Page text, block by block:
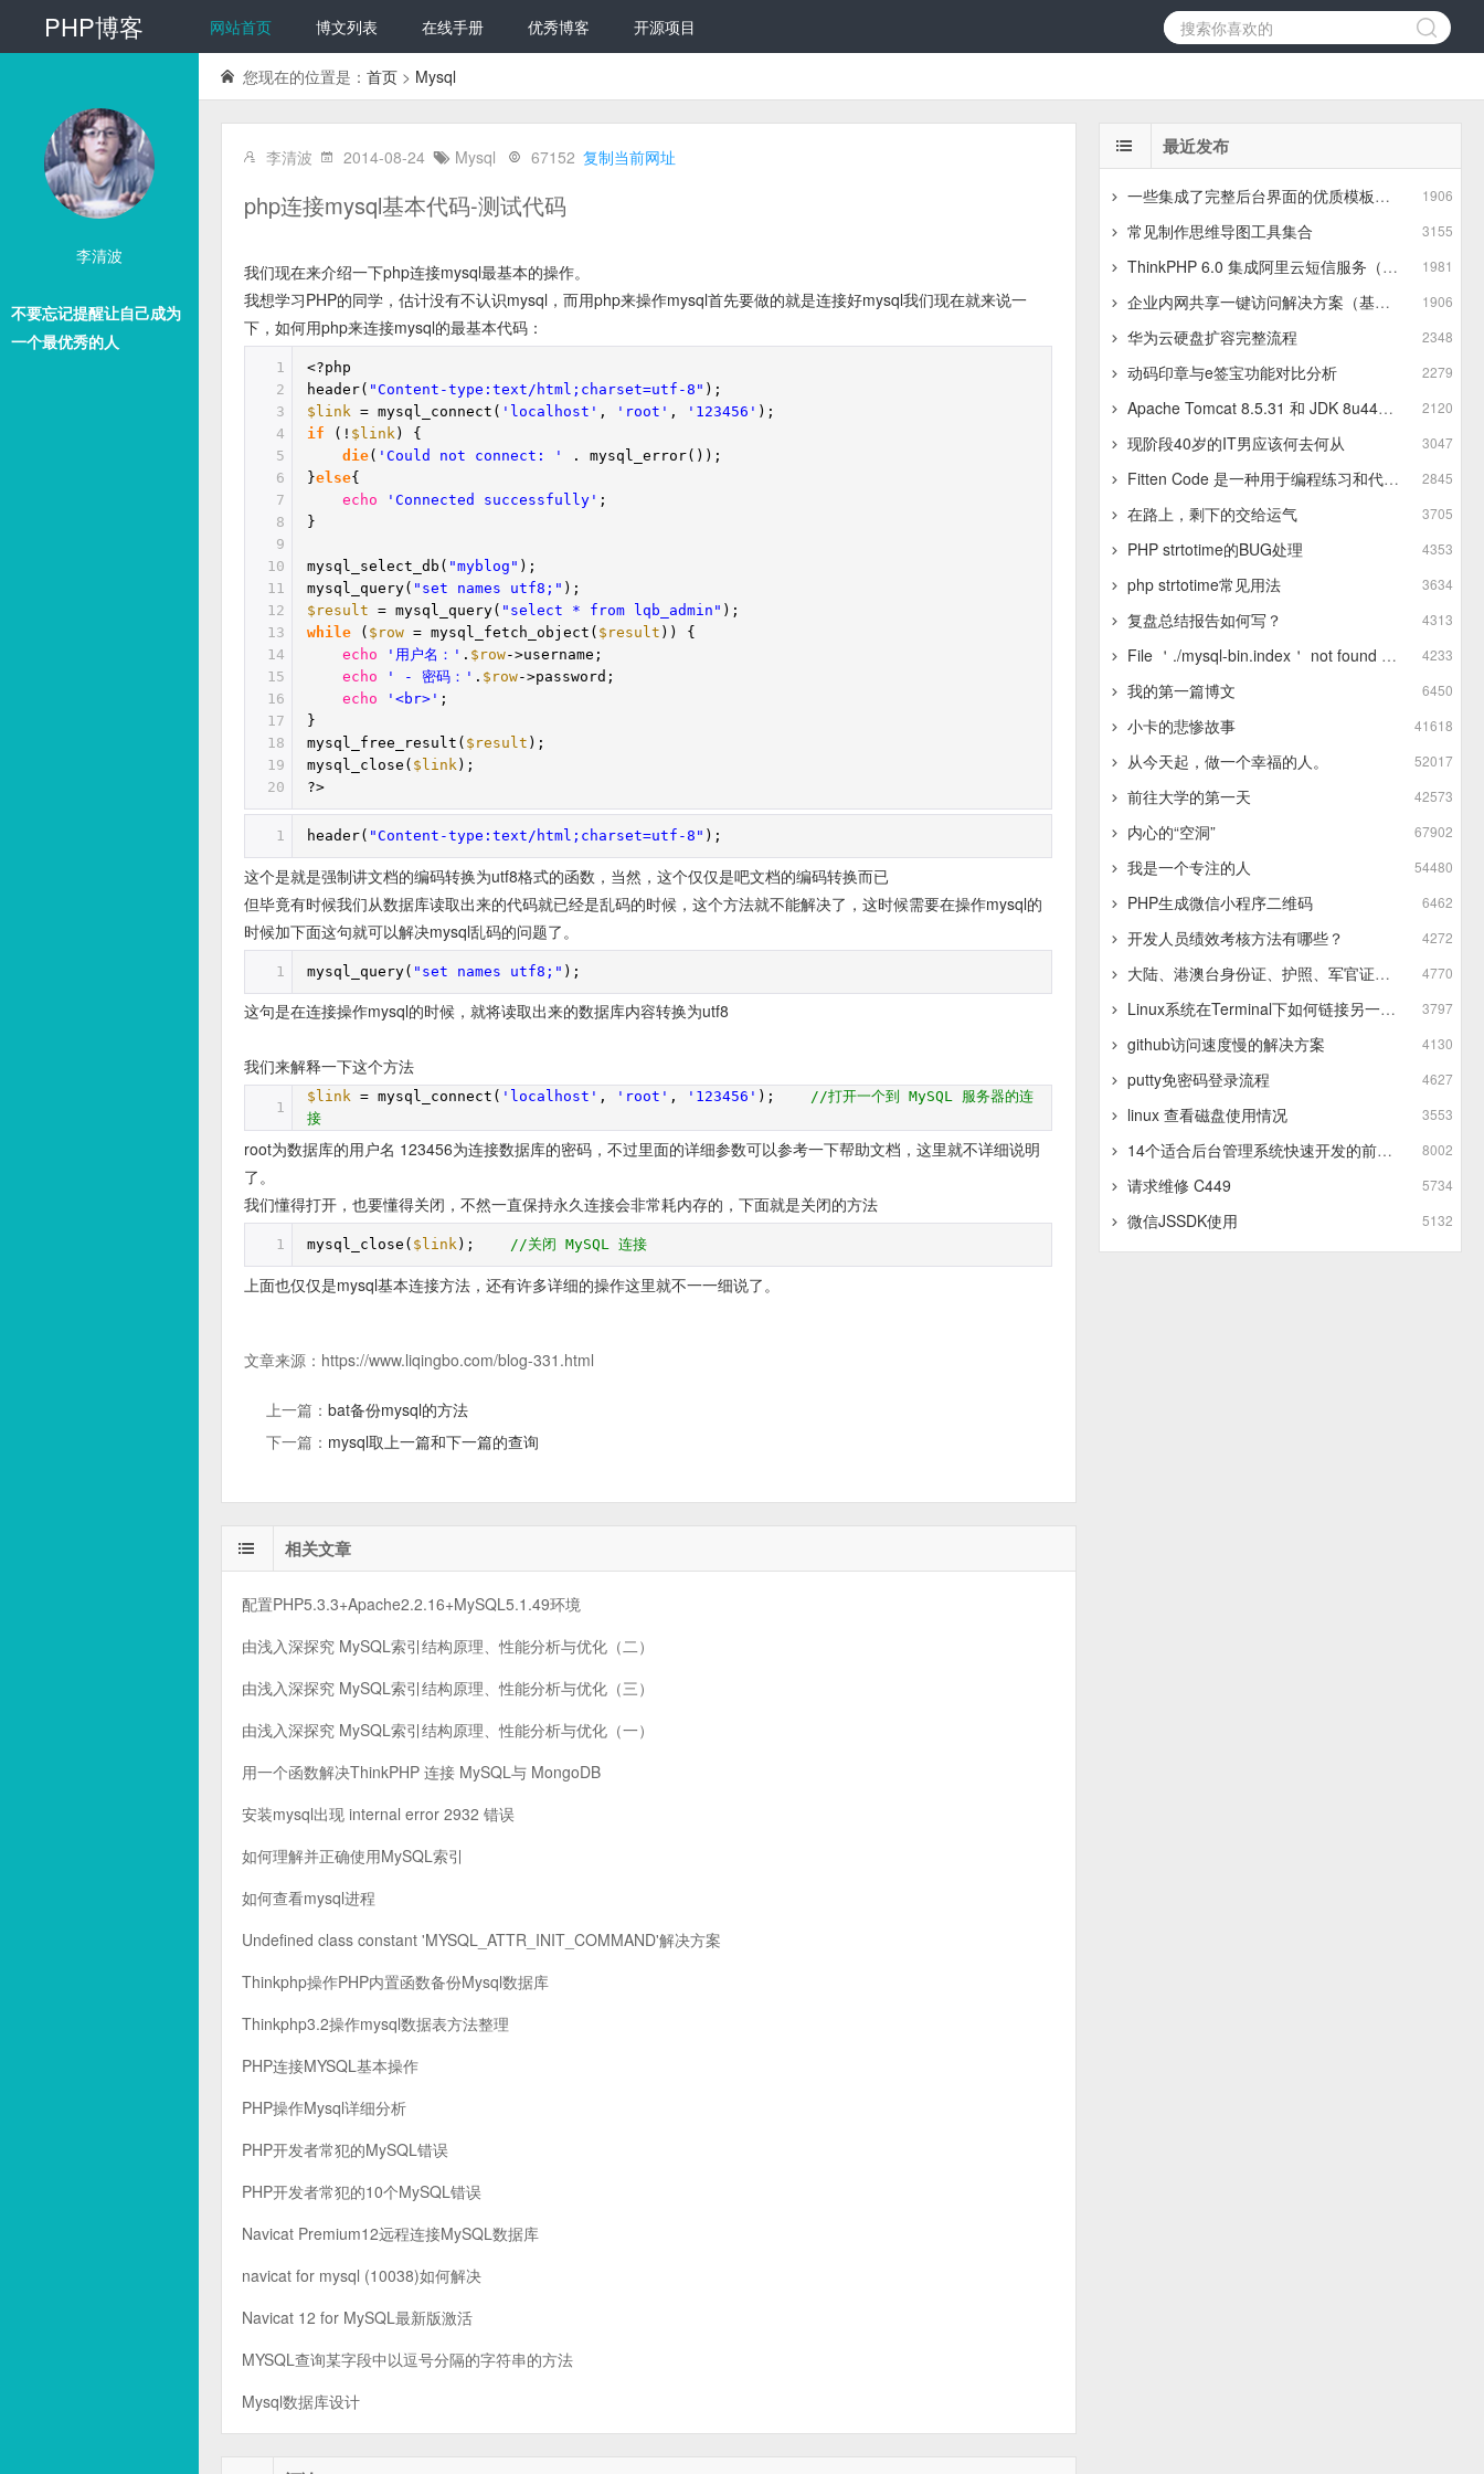
PHP博客 网站首页 博文列表 在线手册 优秀博客 开源项目
李清波
不要忘记提醒让自己成为
一个最优秀的人
您现在的位置是： 首页 > Mysql
李清波 2014-08-24 Mysql 67152 复制当前网址
php连接mysql基本代码-测试代码
我们现在来介绍一下php连接mysql最基本的操作。
我想学习PHP的同学，估计没有不认识mysql，而用php来操作mysql首先要做的就是连接好mysql我们现在就来说一
下，如何用php来连接mysql的最基本代码：
1
2
3
4
5
6
7
8
9
10
11
12
13
14
15
16
17
18
19
20
<?php
header( "Content-type:text/html;charset=utf-8" );
$link = mysql_connect( 'localhost' , 'root' , '123456' );
if
(! $link ) {
die( 'Could not connect: '
. mysql_error());
}else{
echo
'Connected successfully' ;
}
mysql_select_db( "myblog" );
mysql_query( "set names utf8;" );
$result = mysql_query( "select * from lqb_admin" );
while
( $row = mysql_fetch_object( $result )) {
echo
'用户名：' . $row->username;
echo
' - 密码：' . $row->password;
echo
'<br>' ;
}
mysql_free_result( $result );
mysql_close( $link );
?>
1 header( "Content-type:text/html;charset=utf-8" );
这个是就是强制讲文档的编码转换为utf8格式的函数，当然，这个仅仅是吧文档的编码转换而已
但毕竟有时候我们从数据库读取出来的代码就已经是乱码的时候，这个方法就不能解决了，这时候需要在操作mysql的
时候加下面这句就可以解决mysql乱码的问题了。
1 mysql_query( "set names utf8;" );
这句是在连接操作mysql的时候，就将读取出来的数据库内容转换为utf8
我们来解释一下这个方法
1
$link = mysql_connect( 'localhost' , 'root' , '123456' ); //打开一个到 MySQL 服务器的连
接
root为数据库的用户名 123456为连接数据库的密码，不过里面的详细参数可以参考一下帮助文档，这里就不详细说明
了。
我们懂得打开，也要懂得关闭，不然一直保持永久连接会非常耗内存的，下面就是关闭的方法
1 mysql_close( $link); //关闭 MySQL 连接
上面也仅仅是mysql基本连接方法，还有许多详细的操作这里就不一一细说了。
文章来源： https://www.liqingbo.com/blog-331.html
上一篇： bat备份mysql的方法
下一篇： mysql取上一篇和下一篇的查询
相关文章
配置PHP5.3.3+Apache2.2.16+MySQL5.1.49环境
由浅入深探究 MySQL索引结构原理、性能分析与优化（二）
由浅入深探究 MySQL索引结构原理、性能分析与优化（三）
由浅入深探究 MySQL索引结构原理、性能分析与优化（一）
用一个函数解决ThinkPHP 连接 MySQL与 MongoDB
安装mysql出现 internal error 2932 错误
如何理解并正确使用MySQL索引
如何查看mysql进程
Undefined class constant 'MYSQL_ATTR_INIT_COMMAND'解决方案
Thinkphp操作PHP内置函数备份Mysql数据库
Thinkphp3.2操作mysql数据表方法整理
PHP连接MYSQL基本操作
PHP操作Mysql详细分析
PHP开发者常犯的MySQL错误
PHP开发者常犯的10个MySQL错误
Navicat Premium12远程连接MySQL数据库
navicat for mysql (10038)如何解决
Navicat 12 for MySQL最新版激活
MYSQL查询某字段中以逗号分隔的字符串的方法
Mysql数据库设计
最近发布
1906
一些集成了完整后台界面的优质模板推荐
3155
常见制作思维导图工具集合
1981
ThinkPHP 6.0 集成阿里云短信服务（基于最新版SDK）
1906
企业内网共享一键访问解决方案（基于JSZip+LayUI）
2348
华为云硬盘扩容完整流程
2279
动码印章与e签宝功能对比分析
2120
Apache Tomcat 8.5.31 和 JDK 8u441 在 Linux 服务器 上的上传与安装步骤
3047
现阶段40岁的IT男应该何去何从
2845
Fitten Code 是一种用于编程练习和代码训练的平台
3705
在路上，剩下的交给运气
4353
PHP strtotime的BUG处理
3634
php strtotime常见用法
4313
复盘总结报告如何写？
4233
File ＇./mysql-bin.index＇ not found (Errcode: 13 - Permission denied)
6450
我的第一篇博文
41618
小卡的悲惨故事
52017
从今天起，做一个幸福的人。
42573
前往大学的第一天
67902
内心的“空洞”
54480
我是一个专注的人
6462
PHP生成微信小程序二维码
4272
开发人员绩效考核方法有哪些？
4770
大陆、港澳台身份证、护照、军官证的正则表达式
3797
Linux系统在Terminal下如何链接另一个Linux系统
4130
github访问速度慢的解决方案
4627
putty免密码登录流程
3553
linux 查看磁盘使用情况
8002
14个适合后台管理系统快速开发的前端框架
5734
请求维修 C449
5132
微信JSSDK使用